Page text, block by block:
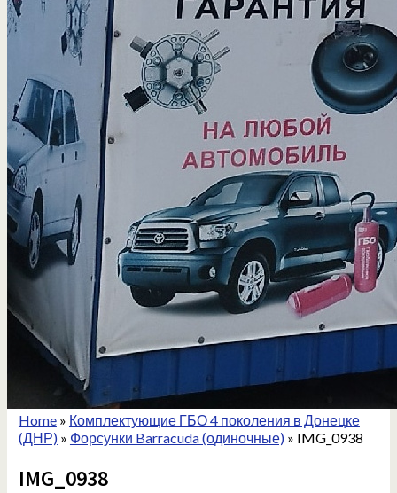
Home» Комплектующие ГБО 4 поколения в Донецке
(ДНР)» Форсунки Barracuda (одиночные)» IMG_0938
IMG_0938